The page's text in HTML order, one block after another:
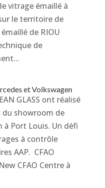
vitrage émaillé à
le territoire de
de RIOU
de
et Volkswagen
GLASS ont réalisé
du showroom de
à Port Louis. Un défi
à contrôle
AAP. CFAO
CFAO Centre à